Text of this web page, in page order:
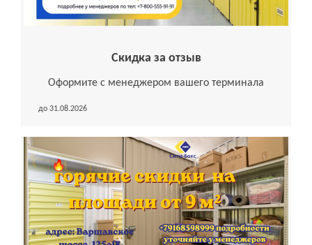
Скидка за отзыв
Оформите с менеджером вашего терминала
до 31.08.2026